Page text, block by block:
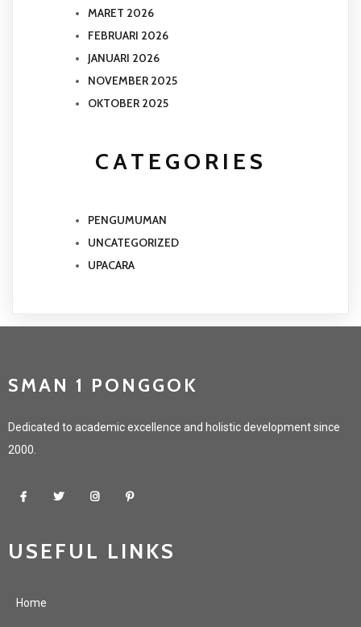
MARET 2026
FEBRUARI 2026
JANUARI 2026
NOVEMBER 2025
OKTOBER 2025
CATEGORIES
PENGUMUMAN
UNCATEGORIZED
UPACARA
SMAN 1 PONGGOK
Dedicated to academic excellence and holistic development since
2000.
USEFUL LINKS
Home